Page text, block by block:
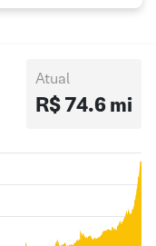
Atual
R$ 74.6 mi